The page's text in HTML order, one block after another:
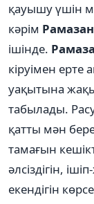
қауышу үшін
кәрім
ішінде.
кіруімен
уақытына
табылады.
қатты мән
тамағын
әлсіздігін,
екендігін